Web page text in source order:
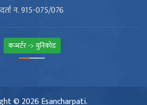
दर्ता न. 915-075/076
कन्भर्टर -> युनिकोड
© 2026 Esancharpati.